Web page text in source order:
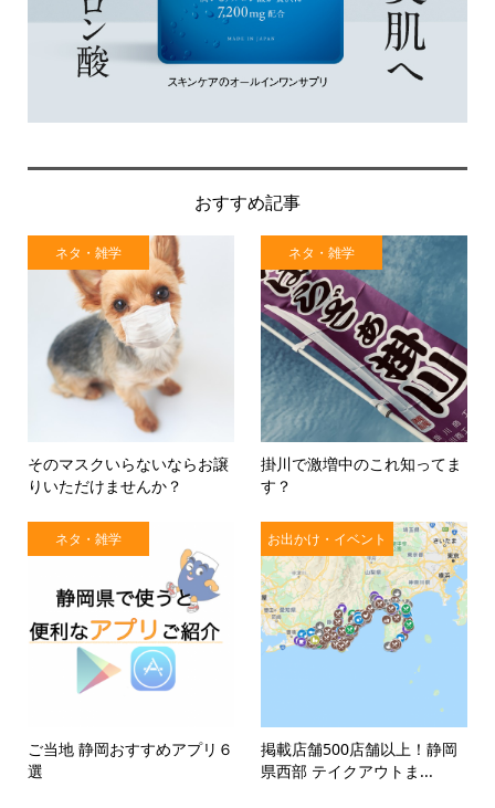
おすすめ記事
ネタ・雑学
そのマスクいらないならお譲
りいただけませんか？
ネタ・雑学
掛川で激増中のこれ知ってま
す？
ネタ・雑学
ご当地 静岡おすすめアプリ６
選
お出かけ・イベント
掲載店舗500店舗以上！静岡
県西部 テイクアウトま...